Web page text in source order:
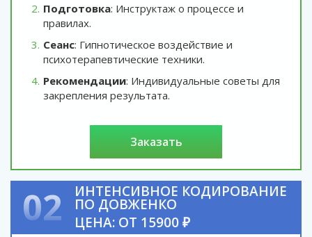
Подготовка: Инструктаж о процессе и
правилах.
Сеанс: Гипнотическое воздействие и
психотерапевтические техники.
Рекомендации: Индивидуальные советы для
закрепления результата.
заказать
02 ИНТЕНСИВНОЕ КОДИРОВАНИЕ
ПО ДОВЖЕНКО
ЦЕНА: ОТ 15900 ₽